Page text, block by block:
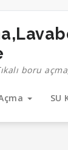
boru
SU